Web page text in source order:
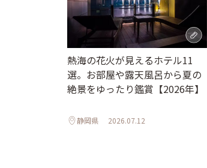
熱海の花火が見えるホテル11
選。お部屋や露天風呂から夏の
絶景をゆったり鑑賞【2026年】
静岡県 2026.07.12